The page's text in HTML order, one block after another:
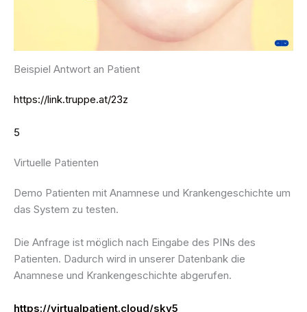
Beispiel Antwort an Patient
https://link.truppe.at/23z
5
Virtuelle Patienten
Demo Patienten mit Anamnese und Krankengeschichte um
das System zu testen.
Die Anfrage ist möglich nach Eingabe des PINs des
Patienten. Dadurch wird in unserer Datenbank die
Anamnese und Krankengeschichte abgerufen.
https://virtualpatient.cloud/sky5